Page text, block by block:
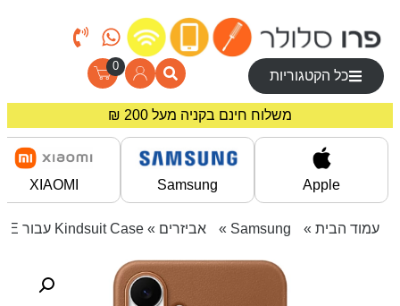
כל הקטגוריות
0
משלוח חינם בקניה מעל 200 ₪
מחירים מיוחדים לרוכשים באתר!
Apple
Samsung
XIAOMI
עמוד הבית »
Samsung
» אביזרים » Kindsuit Case עבור Galaxy S25 FE – כתום